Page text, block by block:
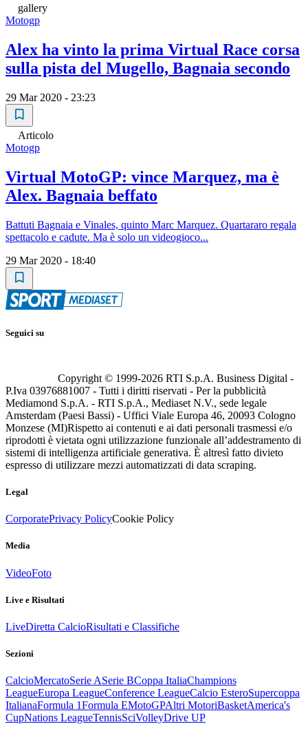
gallery
Motogp
Alex ha vinto la prima Virtual Race corsa
sulla pista del Mugello, Bagnaia secondo
29 Mar 2020 - 23:23
Articolo
Motogp
Virtual MotoGP: vince Marquez, ma è
Alex. Bagnaia beffato
Battuti Bagnaia e Vinales, quinto Marc Marquez. Quartararo regala
spettacolo e cadute. Ma è solo un videogioco...
29 Mar 2020 - 18:40
Seguici su
Copyright © 1999-2026 RTI S.p.A. Business Digital -
P.Iva 03976881007 - Tutti i diritti riservati - Per la pubblicità
Mediamond S.p.A. - RTI S.p.A., Mediaset N.V., sede legale
Amsterdam (Paesi Bassi) - Uffici Viale Europa 46, 20093 Cologno
Monzese (MI)Rispetto ai contenuti e ai dati personali trasmessi e/o
riprodotti è vietata ogni utilizzazione funzionale all’addestramento di
sistemi di intelligenza artificiale generativa. È altresì fatto divieto
espresso di utilizzare mezzi automatizzati di data scraping.
Legal
CorporatePrivacy PolicyCookie Policy
Media
VideoFoto
Live e Risultati
LiveDiretta CalcioRisultati e Classifiche
Sezioni
CalcioMercatoSerie ASerie BCoppa ItaliaChampions
LeagueEuropa LeagueConference LeagueCalcio EsteroSupercoppa
ItalianaFormula 1Formula EMotoGPAltri MotoriBasketAmerica's
CupNations LeagueTennisSciVolleyDrive UP